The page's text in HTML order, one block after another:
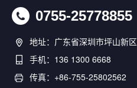
0755-25778855
地址：广东省深圳市坪山新
手机：136 1300 6668
传真：+86-755-25802562